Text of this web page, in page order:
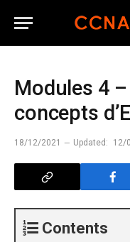
Modules 4
concepts
18/12/2021 Updated: 12/
Contents